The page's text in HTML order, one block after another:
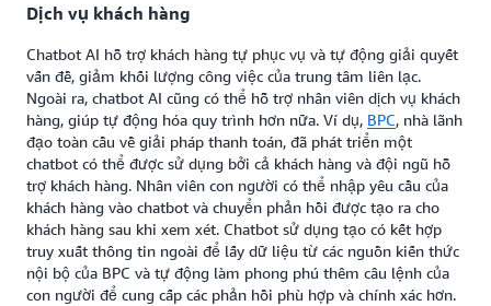
Dịch vụ khách hàng
Chatbot AI hỗ trợ khách hàng tự phục vụ và tự động giải quyết
vấn đề, giảm khối lượng công việc của trung tâm liên lạc.
Ngoài ra, chatbot AI cũng có thể hỗ trợ nhân viên dịch vụ khách
hàng, giúp tự động hóa quy trình hơn nữa. Ví dụ, BPC, nhà lãnh
đạo toàn cầu về giải pháp thanh toán, đã phát triển một
chatbot có thể được sử dụng bởi cả khách hàng và đội ngũ hỗ
trợ khách hàng. Nhân viên con người có thể nhập yêu cầu của
khách hàng vào chatbot và chuyển phản hồi được tạo ra cho
khách hàng sau khi xem xét. Chatbot sử dụng tạo có kết hợp
truy xuất thông tin ngoài để lấy dữ liệu từ các nguồn kiến thức
nội bộ của BPC và tự động làm phong phú thêm câu lệnh của
con người để cung cấp các phản hồi phù hợp và chính xác hơn.